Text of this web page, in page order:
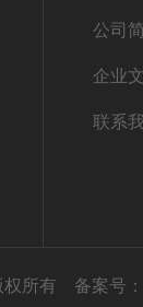
公司
企业
联系
权所有 备案号